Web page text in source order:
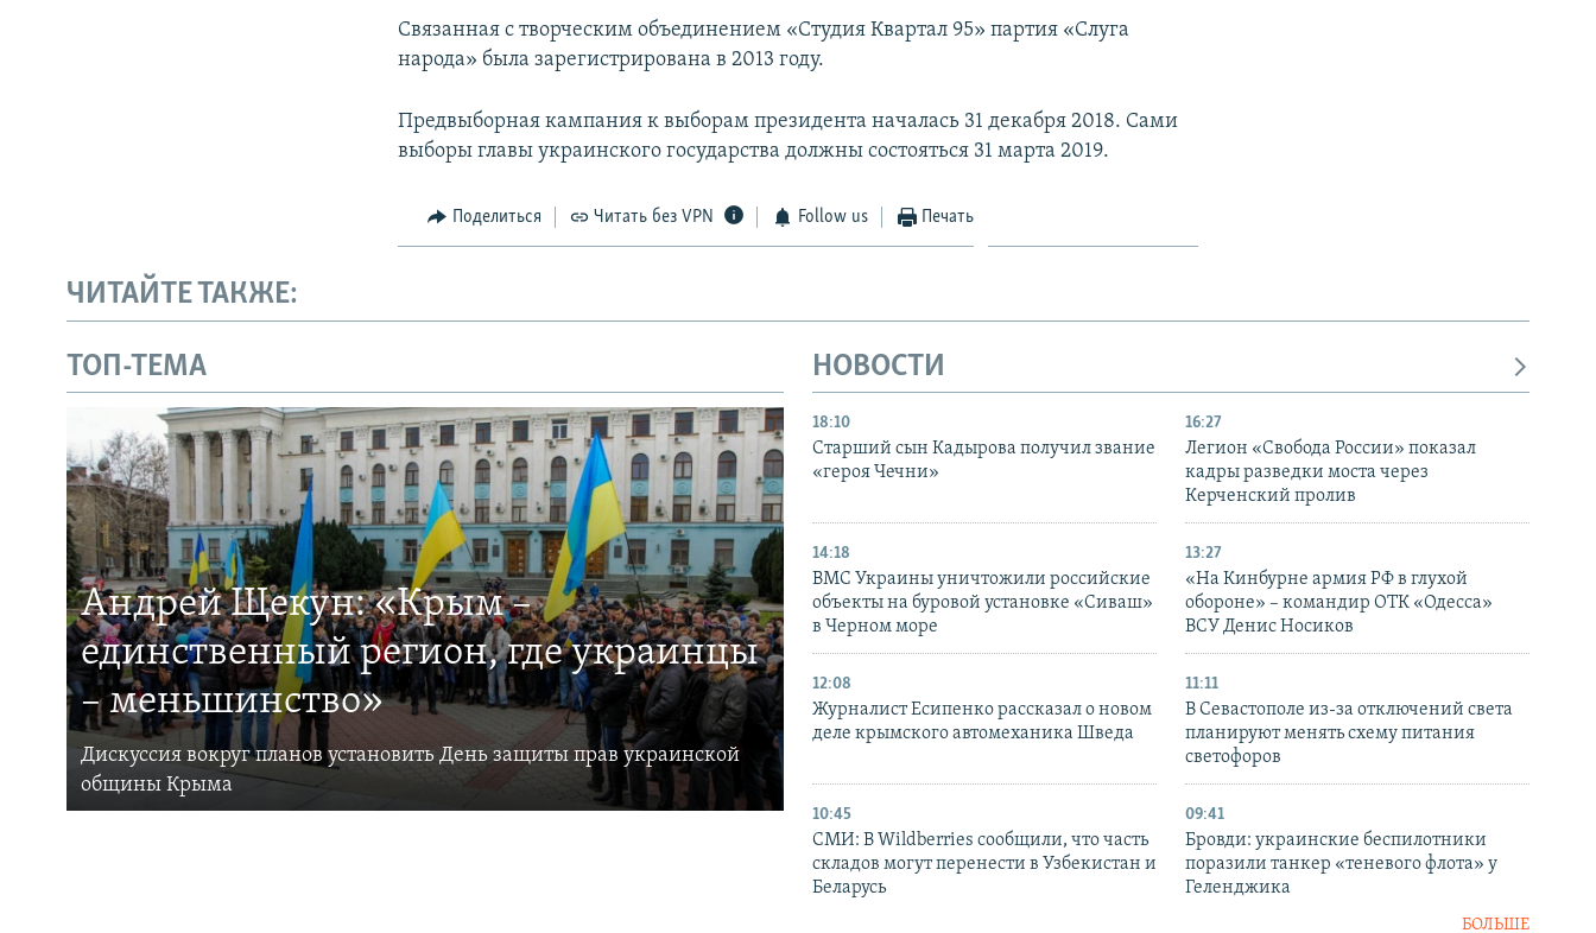
Связанная с творческим объединением «Студия Квартал 95» партия «Слуга
народа» была зарегистрирована в 2013 году.
Предвыборная кампания к выборам президента началась 31 декабря 2018. Сами
выборы главы украинского государства должны состояться 31 марта 2019.
Поделиться Читать без VPN Follow us Печать
ЧИТАЙТЕ ТАКЖЕ:
ТОП-ТЕМА
Андрей Щекун: «Крым –
единственный регион, где украинцы
– меньшинство»
Дискуссия вокруг планов установить День защиты прав украинской
общины Крыма
НОВОСТИ
18:10
Старший сын Кадырова получил звание
«героя Чечни»
16:27
Легион «Свобода России» показал
кадры разведки моста через
Керченский пролив
14:18
ВМС Украины уничтожили российские
объекты на буровой установке «Сиваш»
в Черном море
13:27
«На Кинбурне армия РФ в глухой
обороне» – командир ОТК «Одесса»
ВСУ Денис Носиков
12:08
Журналист Есипенко рассказал о новом
деле крымского автомеханика Шведа
11:11
В Севастополе из-за отключений света
планируют менять схему питания
светофоров
10:45
СМИ: В Wildberries сообщили, что часть
складов могут перенести в Узбекистан и
Беларусь
09:41
Бровди: украинские беспилотники
поразили танкер «теневого флота» у
Геленджика
БОЛЬШЕ